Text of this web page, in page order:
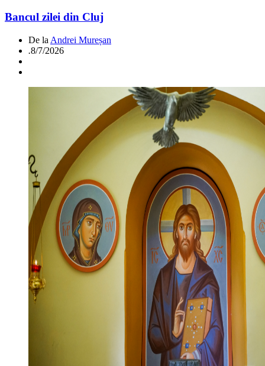
Bancul zilei din Cluj
De la Andrei Mureșan
.8/7/2026